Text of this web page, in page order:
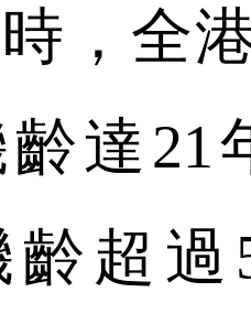
全港
達21
超過